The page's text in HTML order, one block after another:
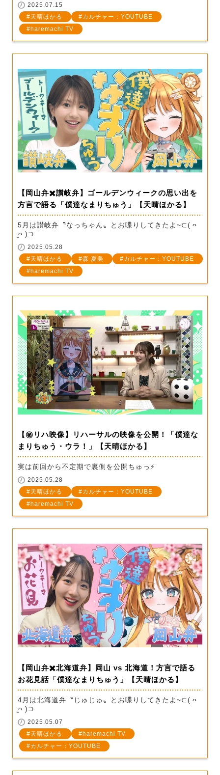
2025.07.15
天晴ほかる
カルチャー：YOUTUBE
haremachi TV
【岡山弁✖️讃岐弁】ゴールデンウィークの思い出を
方言で語る「僕達なまりちゅう」【天晴ほかる】
5月は讃岐弁〝なっちゃん〟とお喋りしてきたよ~⊂( ᴖ
̫ᴖ )⊃
2025.05.28
天晴ほかる
森 夏美
カルチャー：YOUTUBE
haremachi TV
【㊙️リハ映像】リハーサルの映像を公開！「僕達な
まりちゅう・ウラ！」【天晴ほかる】
実は前回から不定期で裏側を公開ちゅっ⚡️
2025.05.28
天晴ほかる
カルチャー：YOUTUBE
haremachi TV
【岡山弁✖️北海道弁】岡山 vs 北海道！方言で語る
お花見話「僕達なまりちゅう」【天晴ほかる】
4月は北海道弁〝じゅじゅ〟とお喋りしてきたよ~⊂( ᴖ
̫ᴖ )⊃
2025.05.07
天晴ほかる
haremachi TV
カルチャー：YOUTUBE